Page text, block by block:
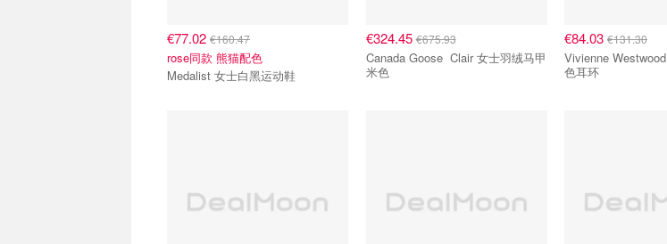
€77.02 €160.47
rose同款 熊猫配色
Medalist 女士白黑运动鞋
€324.45€675.93
Canada Goose Clair 女士羽绒马甲
米色
€84.03 €131.30
Vivienne Westwood Simonetta 金
色耳环